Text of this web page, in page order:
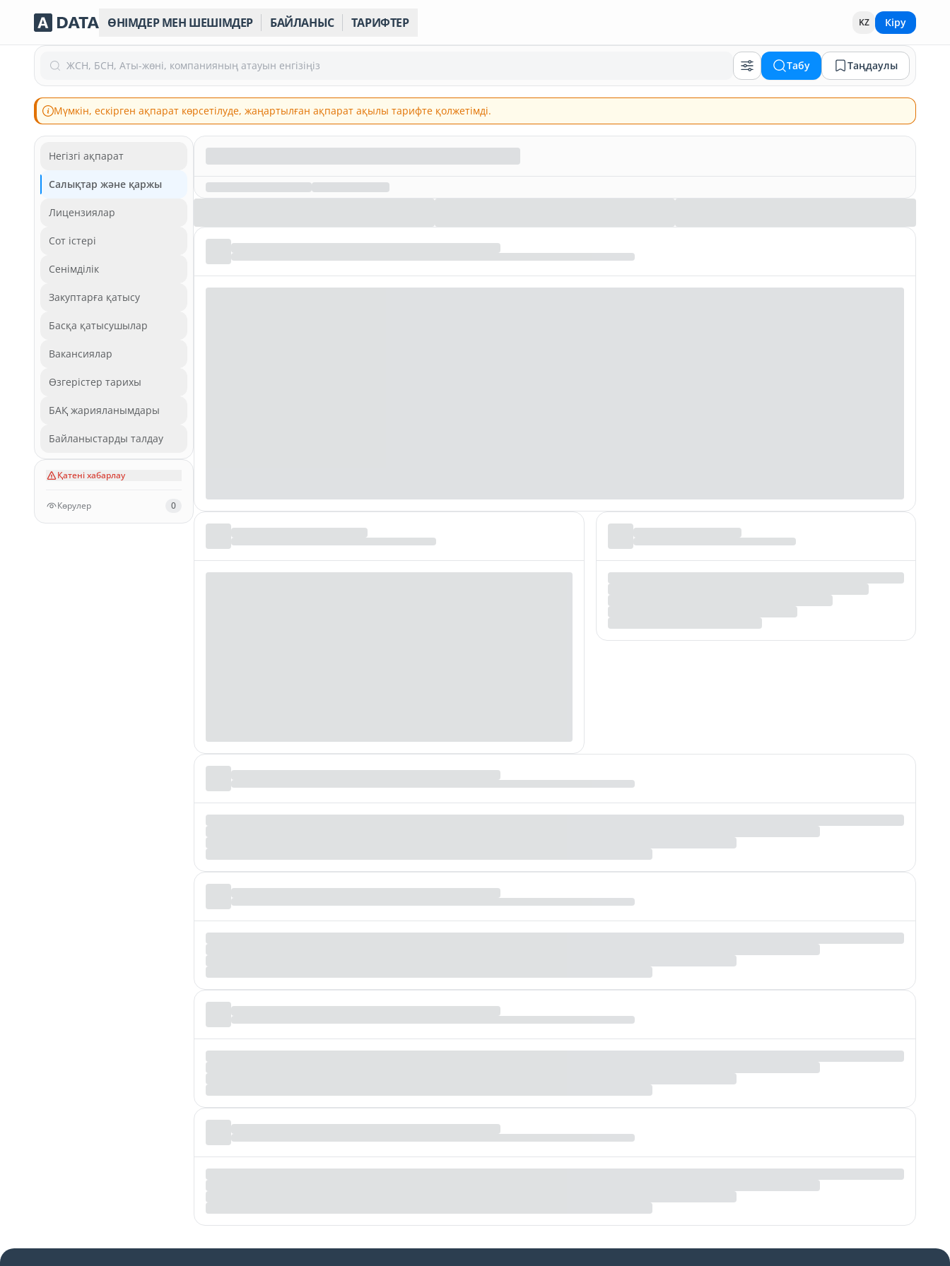
ӨНІМДЕР МЕН ШЕШІМДЕР БАЙЛАНЫС ТАРИФТЕР KZ Кіру
ЖСН, БСН, Аты-жөні, компанияның атауын енгізіңіз Табу Таңдаулы
Мүмкін, ескірген ақпарат көрсетілуде, жаңартылған ақпарат ақылы тарифте қолжетімді.
Негізгі ақпарат
Салықтар және қаржы
Лицензиялар
Сот істері
Сенімділік
Закуптарға қатысу
Басқа қатысушылар
Вакансиялар
Өзгерістер тарихы
БАҚ жарияланымдары
Байланыстарды талдау
Қатені хабарлау
Көрулер 0